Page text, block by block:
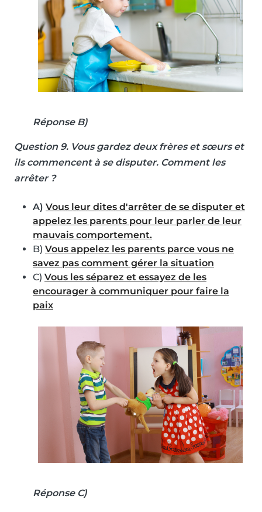
Réponse B)
Question 9. Vous gardez deux frères et sœurs et
ils commencent à se disputer. Comment les
arrêter ?
A) Vous leur dites d'arrêter de se disputer et
appelez les parents pour leur parler de leur
mauvais comportement.
B) Vous appelez les parents parce vous ne
savez pas comment gérer la situation
C) Vous les séparez et essayez de les
encourager à communiquer pour faire la
paix
Réponse C)